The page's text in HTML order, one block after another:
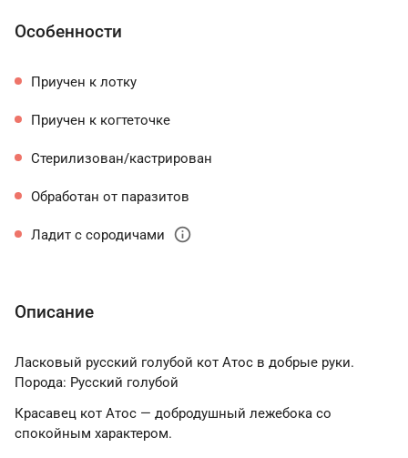
Особенности
Приучен к лотку
Приучен к когтеточке
Стерилизован/кастрирован
Обработан от паразитов
Ладит с сородичами info
Описание
Ласковый русский голубой кот Атос в добрые руки.
Порода: Русский голубой
Красавец кот Атос — добродушный лежебока со
спокойным характером.